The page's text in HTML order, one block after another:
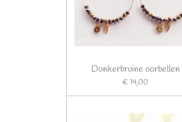
Donkerbruine oorbellen
€ 14,00